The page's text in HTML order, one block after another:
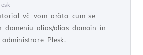
vă vom arăta cum se
domeniu alias/alias domain în
Plesk.